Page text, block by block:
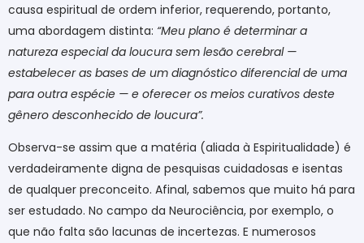
causa espiritual de ordem inferior, requerendo, portanto,
uma abordagem distinta: “Meu plano é determinar a
natureza especial da loucura sem lesão cerebral —
estabelecer as bases de um diagnóstico diferencial de uma
para outra espécie — e oferecer os meios curativos deste
gênero desconhecido de loucura”.
Observa-se assim que a matéria (aliada à Espiritualidade) é
verdadeiramente digna de pesquisas cuidadosas e isentas
de qualquer preconceito. Afinal, sabemos que muito há para
ser estudado. No campo da Neurociência, por exemplo, o
que não falta são lacunas de incertezas. E numerosos